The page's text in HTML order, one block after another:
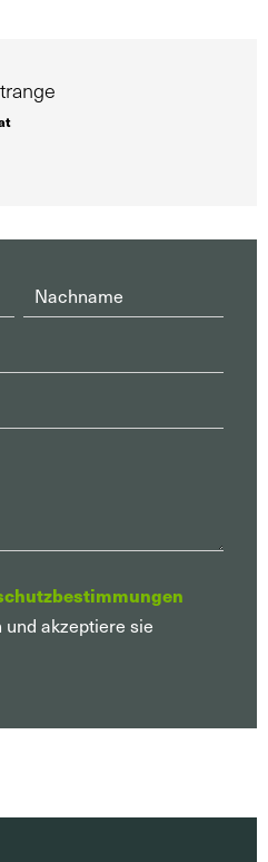
akzeptiere sie